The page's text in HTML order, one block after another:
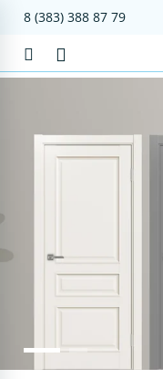
8 (383) 388 87 79